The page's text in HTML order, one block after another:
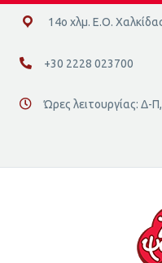
14ο χλμ. Ε.Ο. Χαλκίδας –
14ο χλμ. Ε.Ο.
+30 2228 023700
+30 2228 023700
Διεύθυνση οδός 16, Ελλάδα
Ώρες λειτουργίας: Δ-